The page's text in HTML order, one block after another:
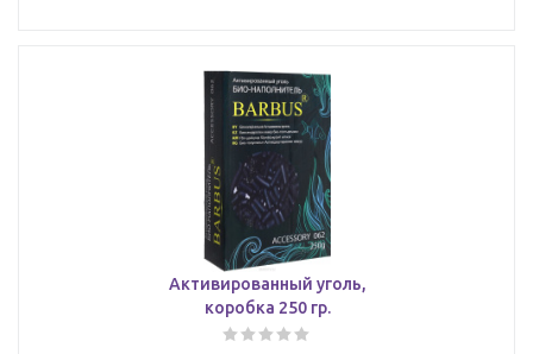
Активированный уголь,
коробка 250 гр.